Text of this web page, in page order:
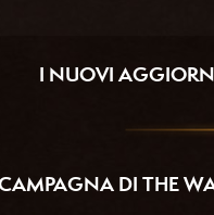
I NUOVI
DI THE